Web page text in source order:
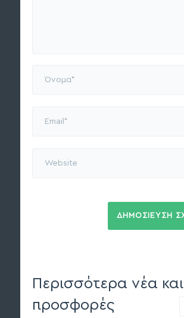
Περισσότερα νέα και
προσφορές